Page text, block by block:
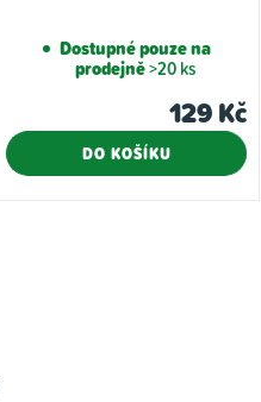
Dostupné pouze na
prodejně>20 ks
129 Kč
DO KOŠÍKU